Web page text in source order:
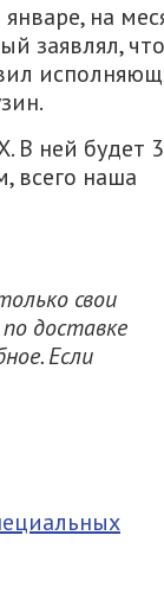
на
заявлял, что
В ней будет
всего наша
свои
доставке
Если